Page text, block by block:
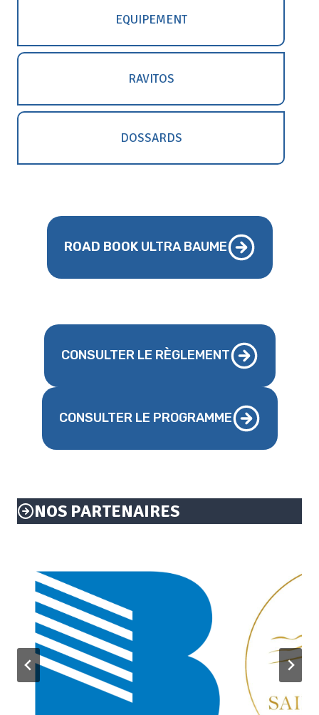
EQUIPEMENT
RAVITOS
DOSSARDS
ROAD BOOK ULTRA BAUME
CONSULTER LE RÈGLEMENT
CONSULTER LE PROGRAMME
NOS PARTENAIRES